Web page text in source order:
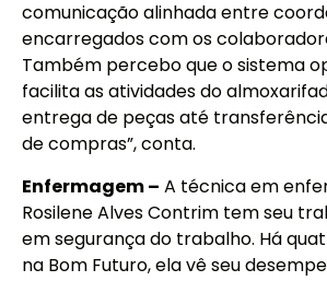
comunicação alinhada entre
encarregados com os
Também percebo que o sistema
facilita as atividades do
entrega de peças até
de compras”, conta.
Enfermagem – A técnica em
Rosilene Alves Contrim tem seu
em segurança do trabalho. Há
na Bom Futuro, ela vê seu